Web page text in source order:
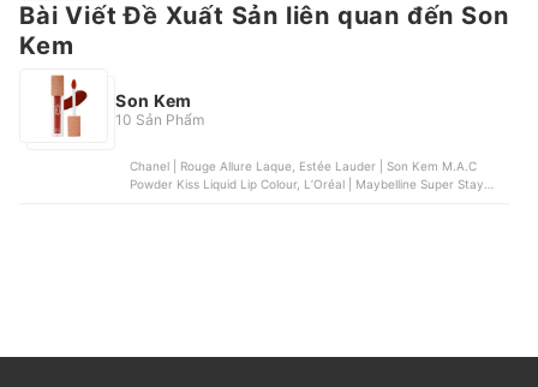
Bài Viết Đề Xuất Sản liên quan đến Son
Kem
Son Kem
10 Sản Phẩm
Chanel | Rouge Allure Laque, Estée Lauder | Son Kem M.A.C
Powder Kiss Liquid Lip Colour, L’Oréal | Maybelline Super Stay